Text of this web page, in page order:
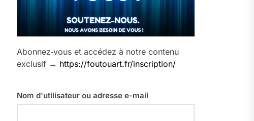
Abonnez‑vous et accédez à notre contenu
exclusif → https://foutouart.fr/inscription/
Nom d'utilisateur ou adresse e-mail